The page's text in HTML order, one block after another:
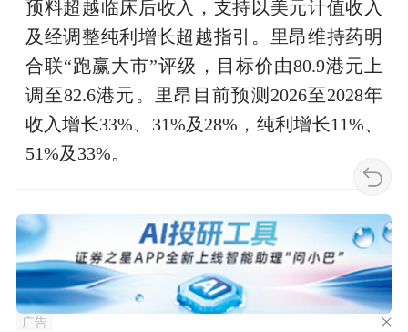
预料超越临床后收入，支持以美元计值收入
及经调整纯利增长超越指引。里昂维持药明
合联“跑赢大市”评级，目标价由80.9港元上
调至82.6港元。里昂目前预测2026至2028年
收入增长33%、31%及28%，纯利增长11%、
51%及33%。
广告